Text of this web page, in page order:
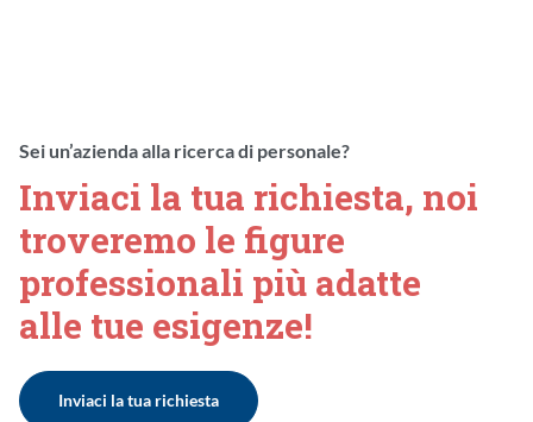
Sei un’azienda alla ricerca di personale?
Inviaci la tua richiesta, noi
troveremo le figure
professionali più adatte
alle tue esigenze!
Inviaci la tua richiesta